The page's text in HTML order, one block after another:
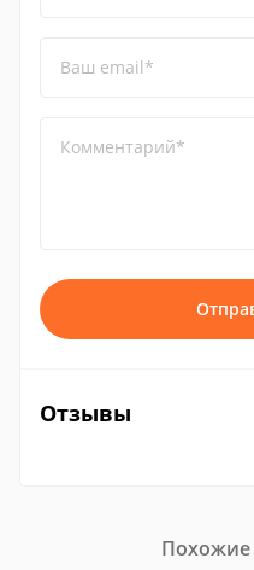
Ваш email*
Комментарий*
Отзывы